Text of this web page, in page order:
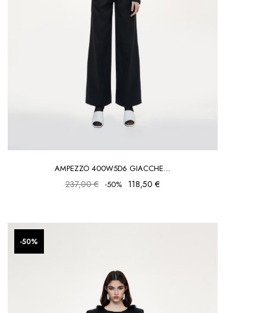
AMPEZZO 400W5D6 GIACCHE...
237,00 € -50% 118,50 €
-50%